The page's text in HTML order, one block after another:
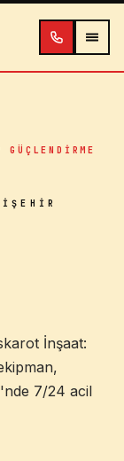
İnşaat:
7/24 acil